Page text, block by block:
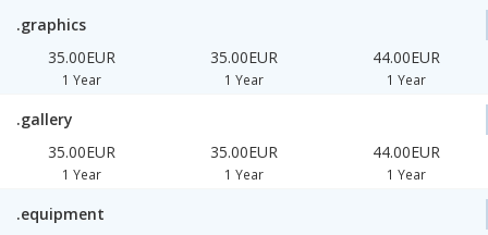
.graphics
35.00EUR
1 Year
35.00EUR
1 Year
44.00EUR
1 Year
.gallery
35.00EUR
1 Year
35.00EUR
1 Year
44.00EUR
1 Year
.equipment